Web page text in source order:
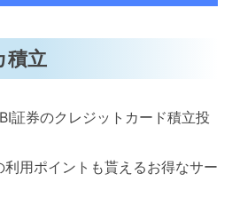
積立
証券のクレジットカード積立投
用ポイントも貰えるお得なサー